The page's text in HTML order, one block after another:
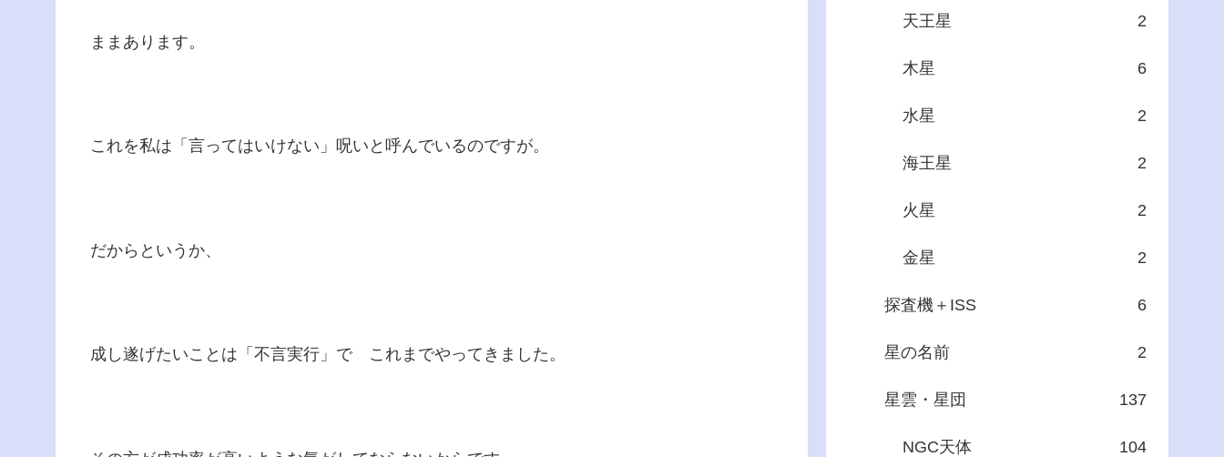
ままあります。
これを私は「言ってはいけない」呪いと呼んでいるのですが。
だからというか、
成し遂げたいことは「不言実行」で これまでやってきました。
天王星 2
木星 6
水星 2
海王星 2
火星 2
金星 2
探査機＋ISS 6
星の名前 2
星雲・星団 137
NGC天体 104